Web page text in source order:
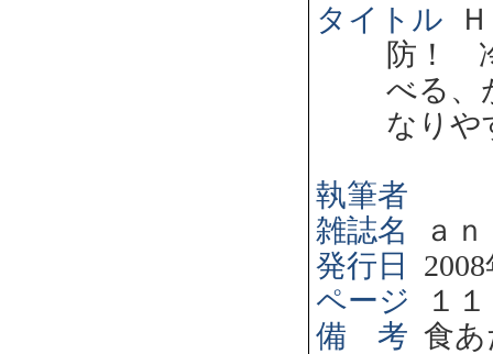
タイトル
防！
べる
なりや
執筆者
雑誌名
ａ
発行日
2008
ページ
１
備 考 食あ